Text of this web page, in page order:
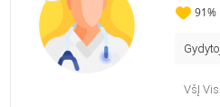
91%
VšĮ